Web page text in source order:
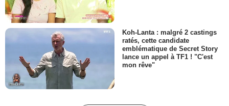
Koh-Lanta : malgré 2 castings
ratés, cette candidate
emblématique de Secret Story
lance un appel à TF1 ! "C'est
mon rêve"